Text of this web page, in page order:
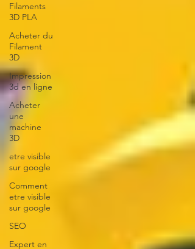
Filaments
3D PLA
Acheter du
Filament
3D
Impression
3d en ligne
Acheter
une
machine
3D
etre visible
sur google
Comment
etre visible
sur google
SEO
Expert en